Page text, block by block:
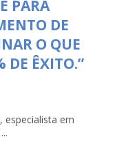
PARA
DE
O QUE
DE ÊXITO.”
especialista em